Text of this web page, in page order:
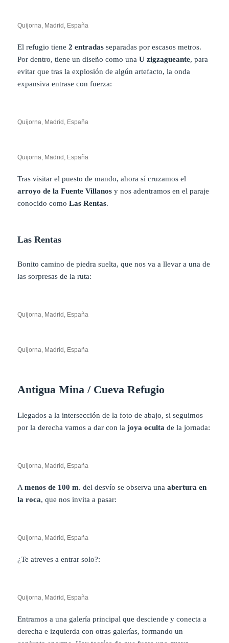
Quijorna, Madrid, España
El refugio tiene2 entradas separadas por escasos metros.
Por dentro, tiene un diseño como una U zigzagueante, para
evitar que tras la explosión de algún artefacto, la onda
expansiva entrase con fuerza:
Quijorna, Madrid, España
Quijorna, Madrid, España
Tras visitar el puesto de mando, ahora sí cruzamos el
arroyo de la Fuente Villanos y nos adentramos en el paraje
conocido comoLas Rentas.
Las Rentas
Bonito camino de piedra suelta, que nos va a llevar a una de
las sorpresas de la ruta:
Quijorna, Madrid, España
Quijorna, Madrid, España
Antigua Mina / Cueva Refugio
Llegados a la intersección de la foto de abajo, si seguimos
por la derecha vamos a dar con la joya oculta de la jornada:
Quijorna, Madrid, España
Amenos de 100 m. del desvío se observa unaabertura en
la roca, que nos invita a pasar:
Quijorna, Madrid, España
¿Te atreves a entrar solo?:
Quijorna, Madrid, España
Entramos a una galería principal que desciende y conecta a
derecha e izquierda con otras galerías, formando un